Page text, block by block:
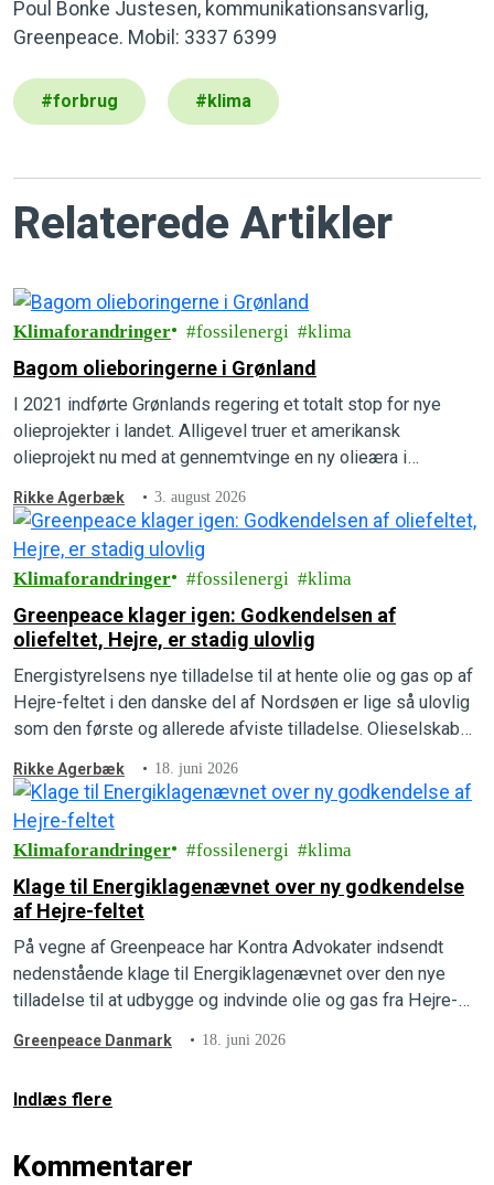
Poul Bonke Justesen, kommunikationsansvarlig,
Greenpeace. Mobil: 3337 6399
#forbrug #klima
Relaterede Artikler
Klimaforandringer fossilenergi klima
Bagom olieboringerne i Grønland
I 2021 indførte Grønlands regering et totalt stop for nye
olieprojekter i landet. Alligevel truer et amerikansk
olieprojekt nu med at gennemtvinge en ny olieæra i
hvad der er på spil, og hvad der kan gøres for at forhindre
det i at ske.
Rikke Agerbæk 3. august 2026
Klimaforandringer fossilenergi klima
Greenpeace klager igen: Godkendelsen af
oliefeltet, Hejre, er stadig ulovlig
Energistyrelsens nye tilladelse til at hente olie og gas op af
Hejre-feltet i den danske del af Nordsøen er lige så ulovlig
som den første og allerede afviste tilladelse. Olieselskabet,
betyde for mennesker, natur og klima, som der står i loven.
Greenpeace har derfor indsendt en ny…
Rikke Agerbæk 18. juni 2026
Klimaforandringer fossilenergi klima
Klage til Energiklagenævnet over ny godkendelse
af Hejre-feltet
På vegne af Greenpeace har Kontra Advokater indsendt
nedenstående klage til Energiklagenævnet over den nye
tilladelse til at udbygge og indvinde olie og gas fra Hejre-
Greenpeace Danmark 18. juni 2026
Indlæs flere
Kommentarer